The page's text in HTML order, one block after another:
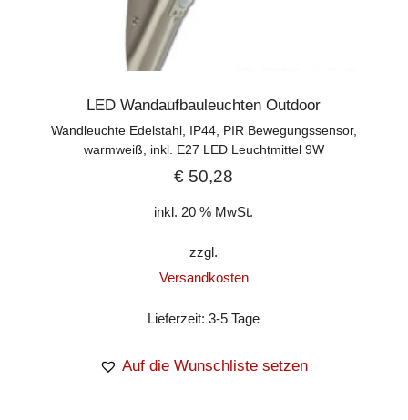
LED Wandaufbauleuchten Outdoor
Wandleuchte Edelstahl, IP44, PIR Bewegungssensor,
warmweiß, inkl. E27 LED Leuchtmittel 9W
€ 50,28
inkl. 20 % MwSt.
zzgl.
Versandkosten
Lieferzeit:3-5 Tage
Auf die Wunschliste setzen